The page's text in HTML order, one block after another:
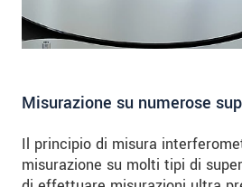
Misurazione su numerose
Il principio di misura
misurazione su molti tipi di